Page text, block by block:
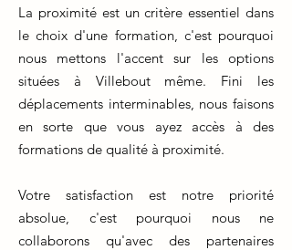
La proximité est un critère essentiel dans
le choix d'une formation, c'est pourquoi
nous mettons l'accent sur les options
situées à Villebout même. Fini les
déplacements interminables, nous faisons
en sorte que vous ayez accès à des
formations de qualité à proximité.
Votre satisfaction est notre priorité
absolue, c'est pourquoi nous ne
collaborons qu'avec des partenaires